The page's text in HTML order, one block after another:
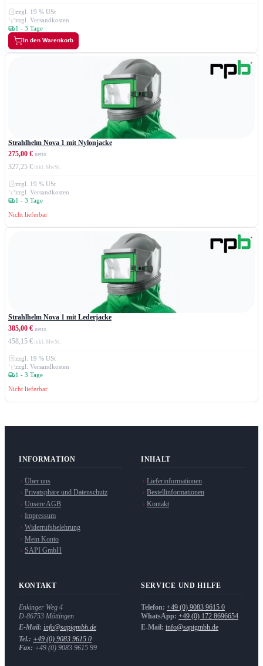
zzgl. 19 % USt
zzgl. Versandkosten
1 - 3 Tage
In den Warenkorb
Strahlhelm Nova 1 mit Nylonjacke
327,25 €
275,00 €
zzgl. 19 % USt
zzgl. Versandkosten
1 - 3 Tage
Nicht lieferbar
Strahlhelm Nova 1 mit Lederjacke
458,15 €
385,00 €
zzgl. 19 % USt
zzgl. Versandkosten
1 - 3 Tage
Nicht lieferbar
INFORMATION
Über uns
Privatsphäre und Datenschutz
Unsere AGB
Impressum
Widerrufsbelehrung
Mein Konto
SAPI GmbH
INHALT
Lieferinformationen
Bestellinformationen
Kontakt
KONTAKT
Enkinger Weg 4
D-86753 Möttingen
E-Mail: info@sapigmbh.de
Tel.: +49 (0) 9083 9615 0
Fax: +49 (0) 9083 9615 99
SERVICE UND HILFE
Telefon: +49 (0) 9083 9615 0
WhatsApp: +49 (0) 172 8696654
E-Mail: info@sapigmbh.de